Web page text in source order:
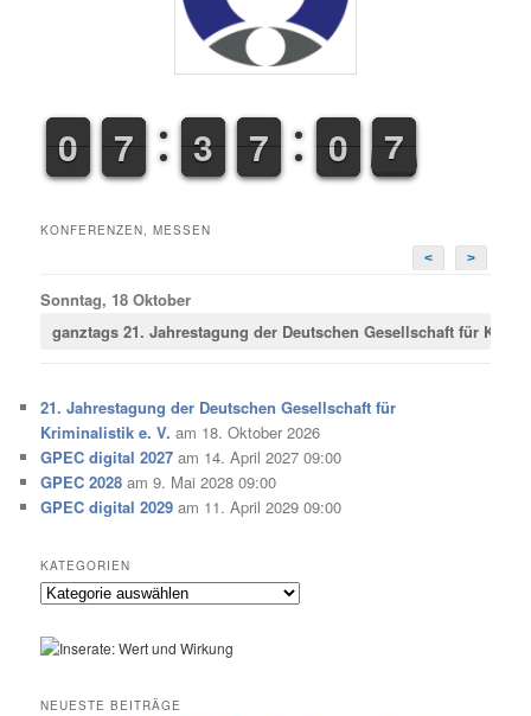
9
9
0
0 6
6
7
7 2
2
3
3 6
6
7
7 9
9
0
0 7
7
8
KONFERENZEN, MESSEN
<
>
Sonntag, 18 Oktober
ganztags21. Jahrestagung der Deutschen Gesellschaft für
21. Jahrestagung der Deutschen Gesellschaft für
Kriminalistik e. V. am 18. Oktober 2026
GPEC digital 2027 am 14. April 2027 09:00
GPEC 2028 am 9. Mai 2028 09:00
GPEC digital 2029 am 11. April 2029 09:00
KATEGORIEN
Kategorien
NEUESTE BEITRÄGE